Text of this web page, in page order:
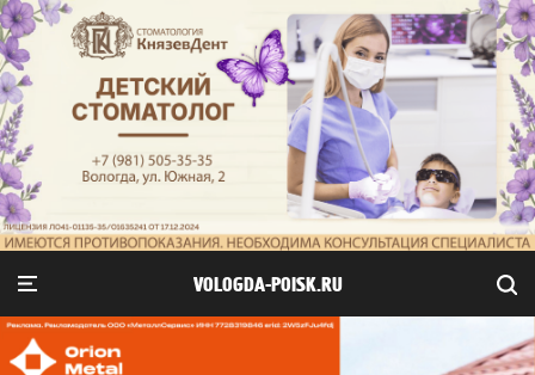
VOLOGDA-POISK.RU